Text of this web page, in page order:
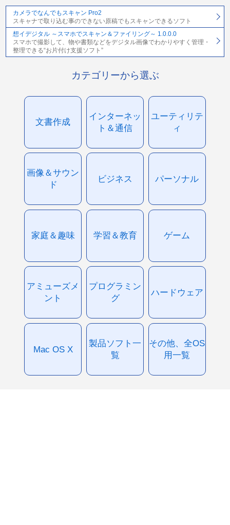
カメラでなんでもスキャン Pro2
スキャナで取り込む事のできない原稿でもスキャンできるソフト
想イデジタル ～スマホでスキャン＆ファイリング～ 1.0.0.0
スマホで撮影して、物や書類などをデジタル画像でわかりやすく管理・
整理できる“お片付け支援ソフト”
カテゴリーから選ぶ
文書作成
インターネッ
ト＆通信
ユーティリテ
ィ
画像＆サウン
ド
ビジネス パーソナル
家庭＆趣味 学習＆教育 ゲーム
アミューズメ
ント
プログラミン
グ
ハードウェア
Mac OS X
製品ソフト一
覧
その他、全OS
用一覧